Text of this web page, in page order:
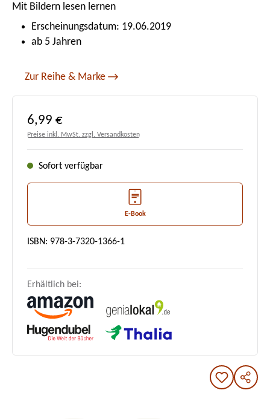
Mit Bildern lesen lernen
Erscheinungsdatum: 19.06.2019
ab 5 Jahren
Zur Reihe & Marke
Regulärer Preis:
6,99 €
Preise inkl. MwSt. zzgl. Versandkosten
Sofort verfügbar
E-Book
ISBN: 978-3-7320-1366-1
Erhältlich bei: